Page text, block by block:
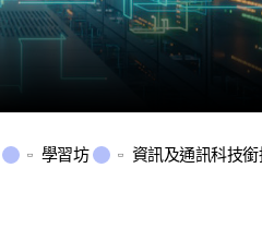
學習坊 資訊及通訊科技